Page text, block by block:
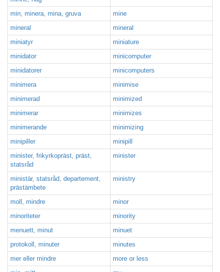
min, minera, mina, gruva
mine
mineral
mineral
miniatyr
miniature
minidator
minicomputer
minidatorer
minicomputers
minimera
minimise
minimerad
minimized
minimerar
minimizes
minimerande
minimizing
minipiller
minipill
minister, frikyrkopräst, präst,
statsråd
minister
ministär, statsråd, departement,
prästämbete
ministry
moll, mindre
minor
minoriteter
minority
menuett, minut
minuet
protokoll, minuter
minutes
mer eller mindre
more or less